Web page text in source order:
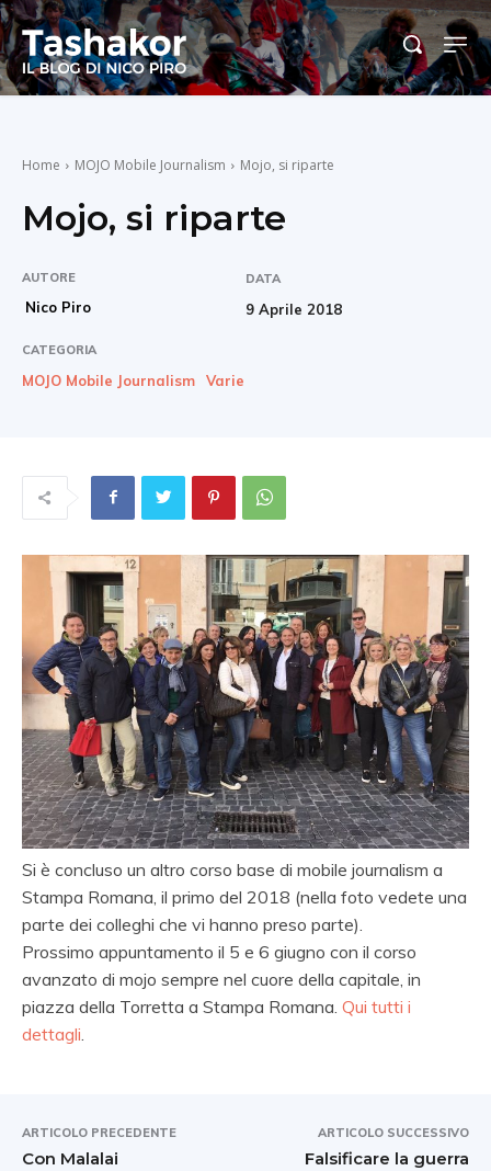
Home MOJO Mobile Journalism Mojo, si riparte
Mojo, si riparte
AUTORE
Nico Piro
DATA
9 Aprile 2018
CATEGORIA
MOJO Mobile Journalism Varie
Si è concluso un altro corso base di mobile journalism a
Stampa Romana, il primo del 2018 (nella foto vedete una
parte dei colleghi che vi hanno preso parte).
Prossimo appuntamento il 5 e 6 giugno con il corso
avanzato di mojo sempre nel cuore della capitale, in
piazza della Torretta a Stampa Romana. Qui tutti i
dettagli.
ARTICOLO PRECEDENTE
Con Malalai
ARTICOLO SUCCESSIVO
Falsificare la guerra